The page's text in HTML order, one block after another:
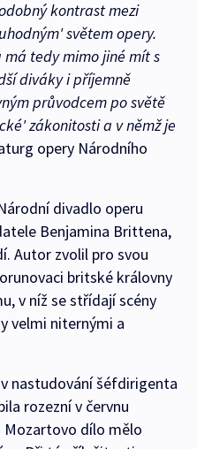
kontrast mezi
světem opery.
tedy mimo jiné mít s
diváky i příjemně
průvodcem po světě
zákonitosti a v němž je
opery Národního
divadlo operu
Benjamina Brittena,
Autor zvolil pro svou
britské královny
v níž se střídají scény
velmi niternými a
v nastudování šéfdirigenta
rozezní v červnu
dílo mělo